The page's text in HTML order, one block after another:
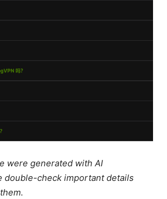
were generated with AI
double-check important details